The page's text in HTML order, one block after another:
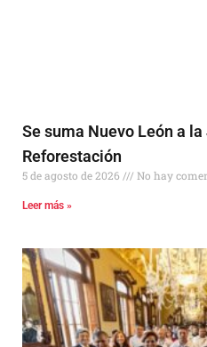
Se suma Nuevo León a
Reforestación
5 de agosto de 2026 No hay
Leer más »